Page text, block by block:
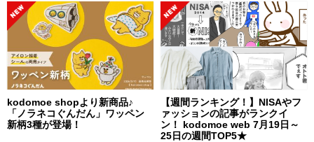
kodomoe shopより新商品♪
「ノラネコぐんだん」ワッペン
新柄3種が登場！
【週間ランキング！】NISAやフ
ァッションの記事がランクイ
ン！ kodomoe web 7月19日～
25日の週間TOP5★